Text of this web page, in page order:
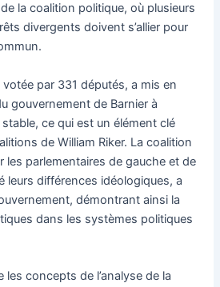
la coalition politique, où plusieurs
divergents doivent s’allier pour
par 331 députés, a mis en
gouvernement de Barnier à
ce qui est un élément clé
de William Riker. La coalition
les parlementaires de gauche et de
leurs différences idéologiques, a
démontrant ainsi la
dans les systèmes politiques
concepts de l’analyse de la